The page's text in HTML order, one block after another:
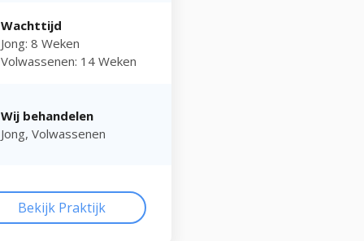
Wachttijd
Jong: 8 Weken
Volwassenen: 14 Weken
Wij behandelen
Jong, Volwassenen
Bekijk Praktijk